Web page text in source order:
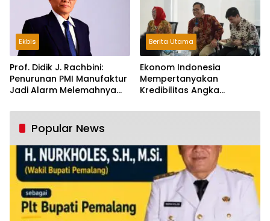
Ekbis
Prof. Didik J. Rachbini:
Penurunan PMI Manufaktur
Jadi Alarm Melemahnya
Berita Utama
Ekonom Indonesia
Mempertanyakan
Kredibilitas Angka
Tumbuh Tapi Rapuh
Popular News